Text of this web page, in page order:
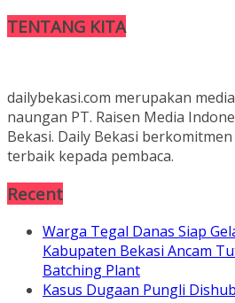
TENTANG KITA
dailybekasi.com merupakan
naungan PT. Raisen Media
Bekasi. Daily Bekasi
terbaik kepada pembaca.
Recent
Warga Tegal Danas Siap
Kabupaten Bekasi Ancam
Batching Plant
Kasus Dugaan Pungli